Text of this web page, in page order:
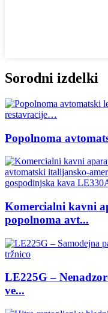
Sorodni izdelki
Popolnoma
Komercialni kavni
popolnoma avt...
LE225G –
ve...